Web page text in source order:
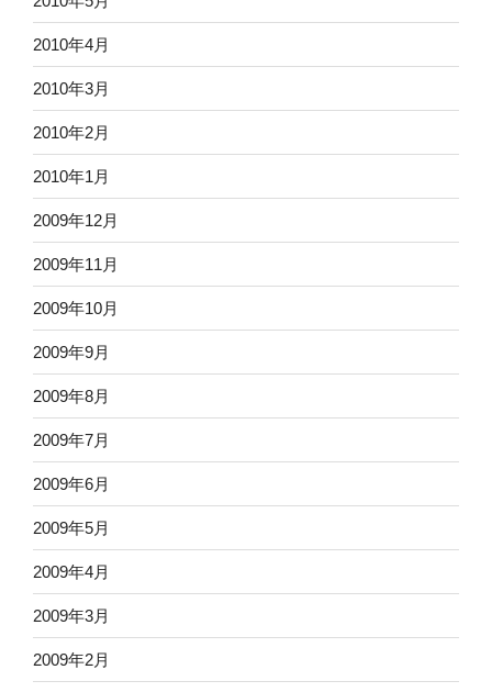
2010年4月
2010年3月
2010年2月
2010年1月
2009年12月
2009年11月
2009年10月
2009年9月
2009年8月
2009年7月
2009年6月
2009年5月
2009年4月
2009年3月
2009年2月